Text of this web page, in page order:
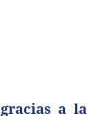
a la